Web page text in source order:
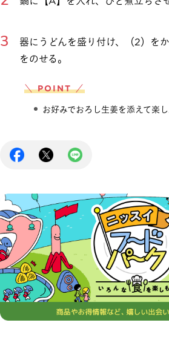
器にうどんを盛り付け、（2）を
をのせる。
＼ POINT ／
お好みでおろし生姜を添えて楽し